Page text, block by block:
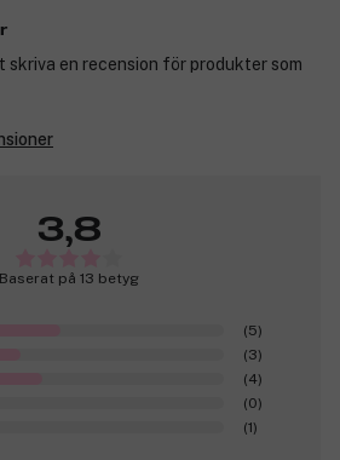
en recension för produkter som
3,8
Baserat på 13 betyg
(5)
(3)
(4)
(0)
(1)